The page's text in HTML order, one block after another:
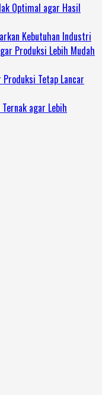
Optimal agar Hasil
Kebutuhan Industri
Produksi Lebih Mudah
Tetap Lancar
agar Lebih